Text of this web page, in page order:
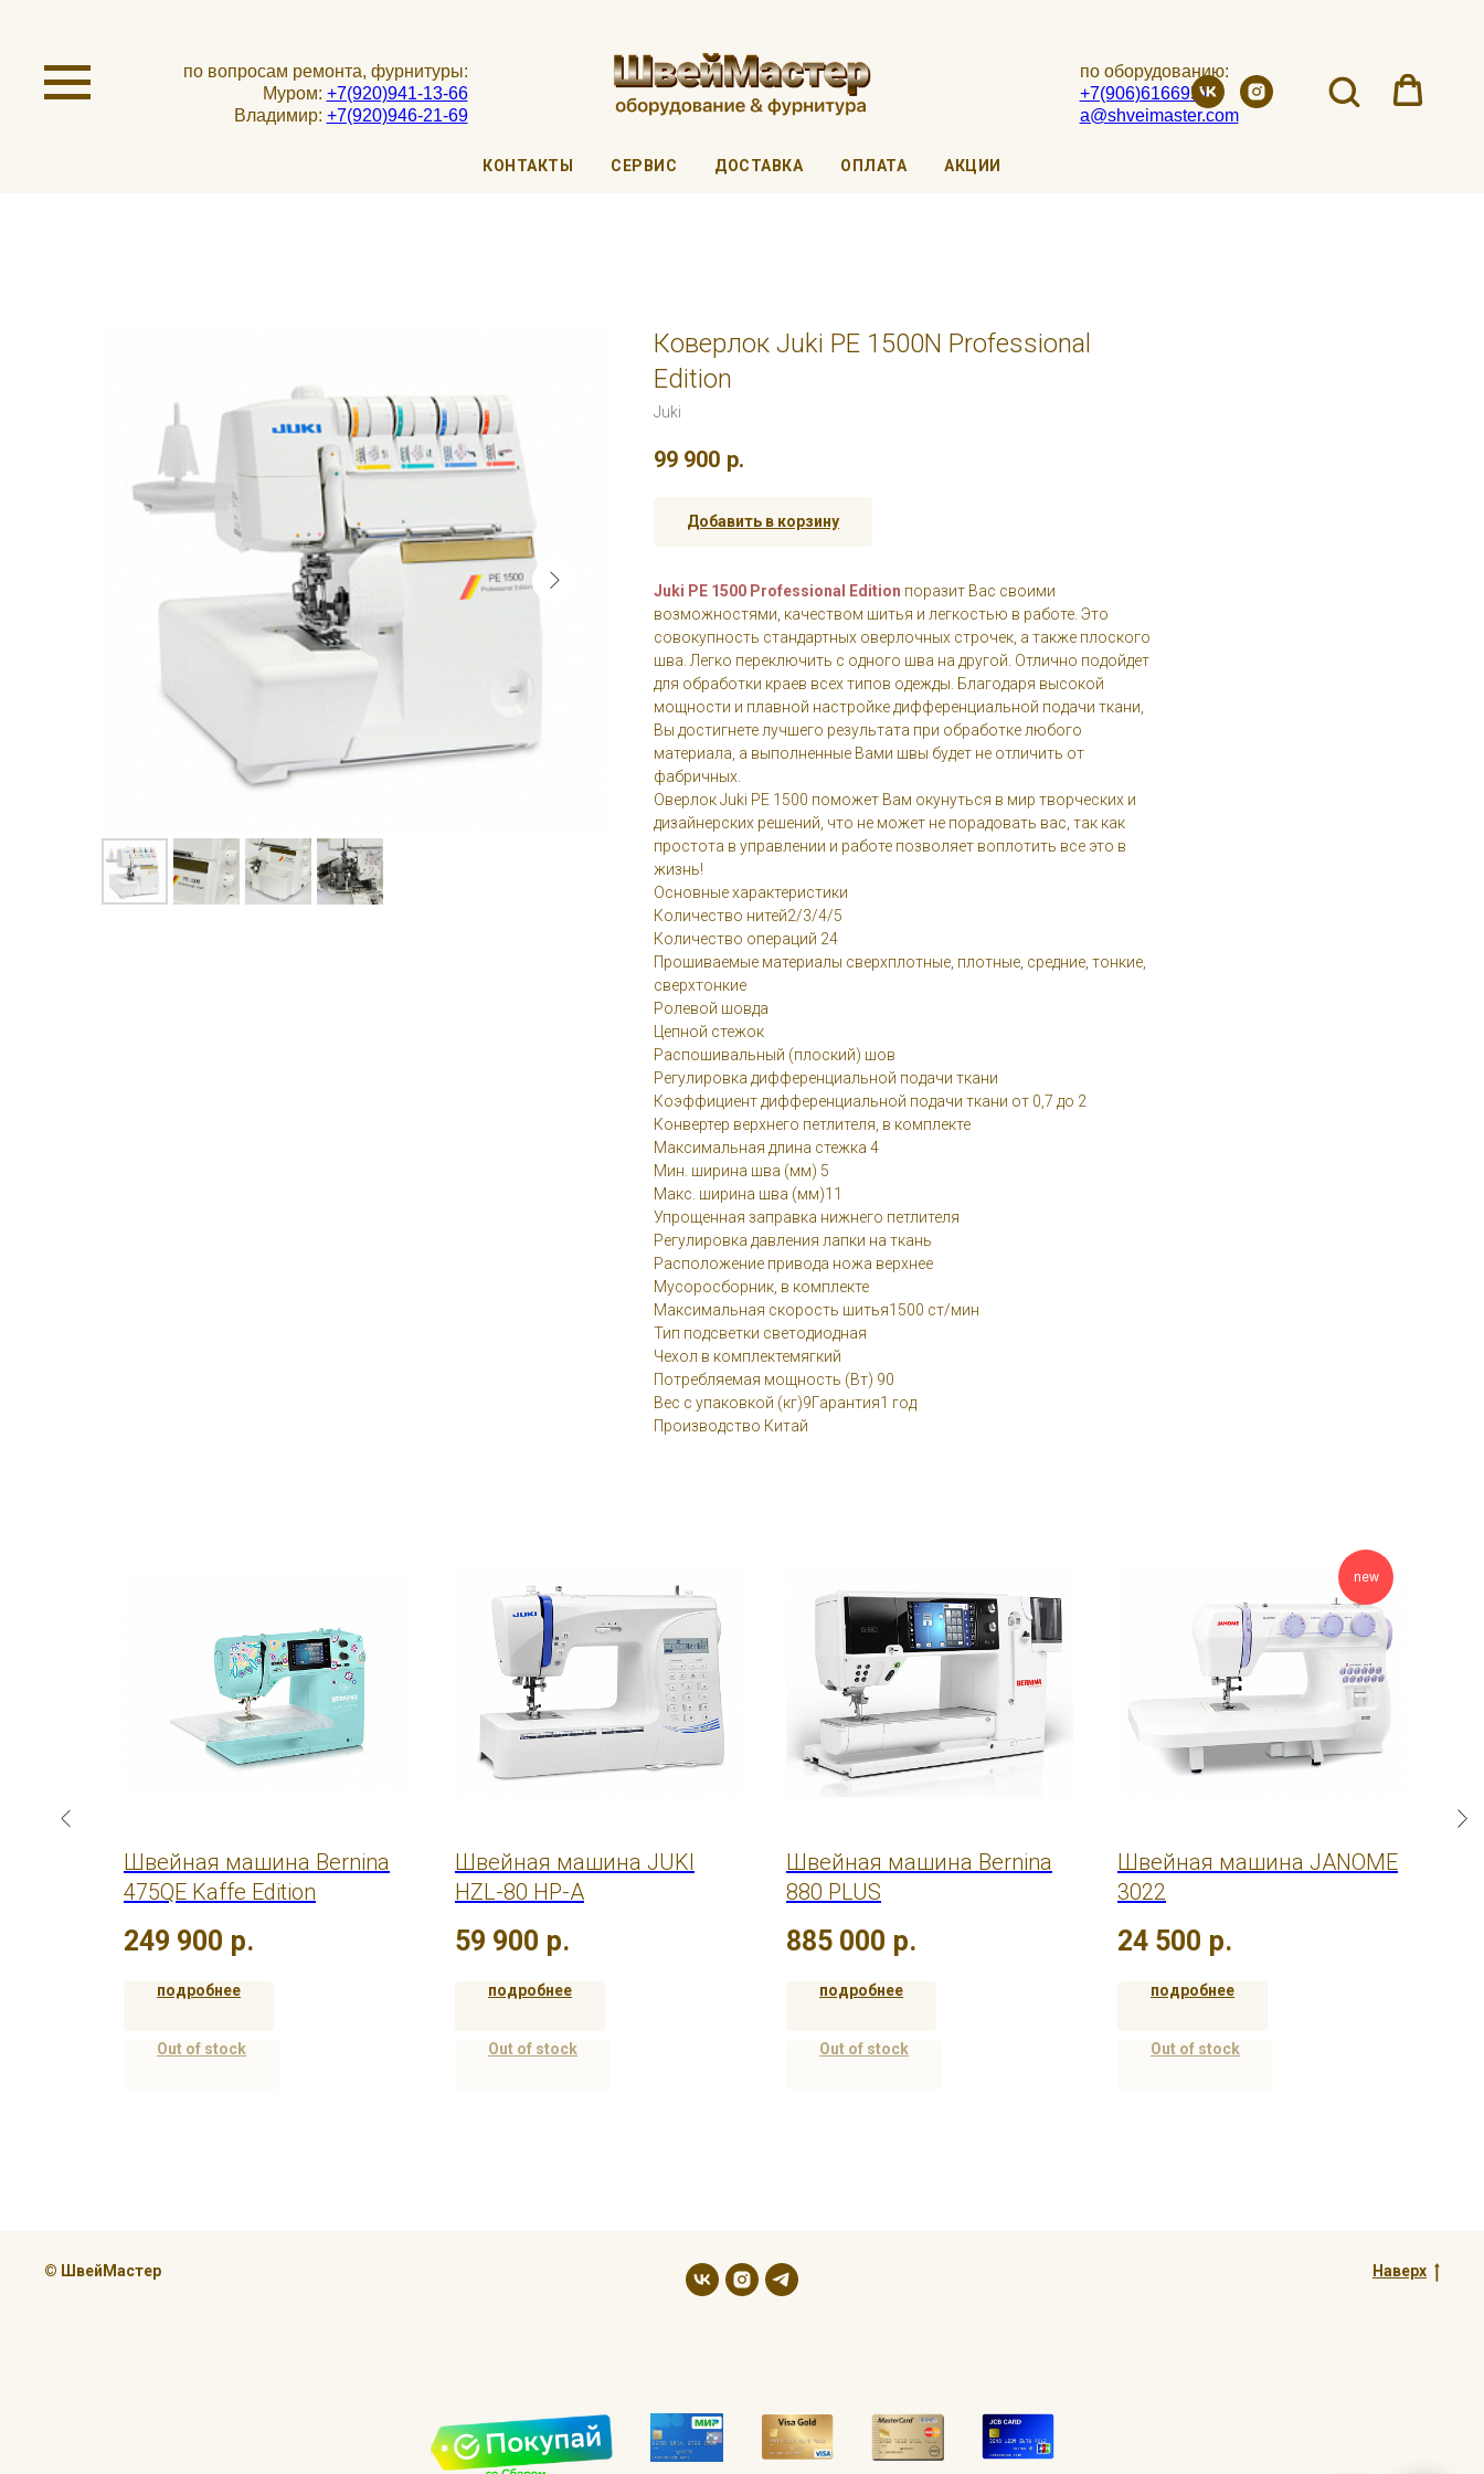
по вопросам ремонта, фурнитуры:
Муром: +7(920)941-13-66
Владимир: +7(920)946-21-69
по оборудованию:
+7(906)6166951
a@shveimaster.com
КОНТАКТЫ СЕРВИС ДОСТАВКА ОПЛАТА АКЦИИ
Коверлок Juki PE 1500N Professional
Edition
Juki
99 900 р.
Добавить в корзину
Juki PE 1500 Professional Edition поразит Вас своими
возможностями, качеством шитья и легкостью в работе. Это
совокупность стандартных оверлочных строчек, а также плоского
шва. Легко переключить с одного шва на другой. Отлично подойдет
для обработки краев всех типов одежды. Благодаря высокой
мощности и плавной настройке дифференциальной подачи ткани,
Вы достигнете лучшего результата при обработке любого
материала, а выполненные Вами швы будет не отличить от
фабричных.
Оверлок Juki PE 1500 поможет Вам окунуться в мир творческих и
дизайнерских решений, что не может не порадовать вас, так как
простота в управлении и работе позволяет воплотить все это в
жизнь!
Основные характеристики
Количество нитей2/3/4/5
Количество операций 24
Прошиваемые материалы сверхплотные, плотные, средние, тонкие,
сверхтонкие
Ролевой шовда
Цепной стежок
Распошивальный (плоский) шов
Регулировка дифференциальной подачи ткани
Коэффициент дифференциальной подачи ткани от 0,7 до 2
Конвертер верхнего петлителя, в комплекте
Максимальная длина стежка 4
Мин. ширина шва (мм) 5
Макс. ширина шва (мм)11
Упрощенная заправка нижнего петлителя
Регулировка давления лапки на ткань
Расположение привода ножа верхнее
Мусоросборник, в комплекте
Максимальная скорость шитья1500 ст/мин
Тип подсветки светодиодная
Чехол в комплектемягкий
Потребляемая мощность (Вт) 90
Вес с упаковкой (кг)9Гарантия1 год
Производство Китай
Швейная машина Bernina
475QE Kaffe Edition
249 900 р.
подробнее
Out of stock
Швейная машина JUKI
HZL-80 HP-A
59 900 р.
подробнее
Out of stock
Швейная машина Bernina
880 PLUS
885 000 р.
подробнее
Out of stock
new
Швейная машина JANOME
3022
24 500 р.
подробнее
Out of stock
© ШвейМастер Наверх